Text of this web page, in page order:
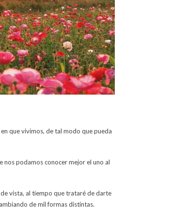
que vivimos, de tal modo que pueda
nos podamos conocer mejor el uno al
vista, al tiempo que trataré de darte
de mil formas distintas.